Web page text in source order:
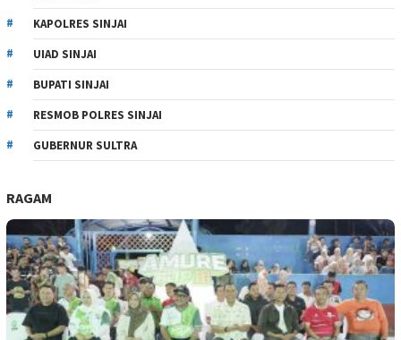
KAPOLRES SINJAI
UIAD SINJAI
BUPATI SINJAI
RESMOB POLRES SINJAI
GUBERNUR SULTRA
RAGAM